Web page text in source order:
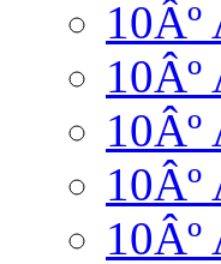
10Âº